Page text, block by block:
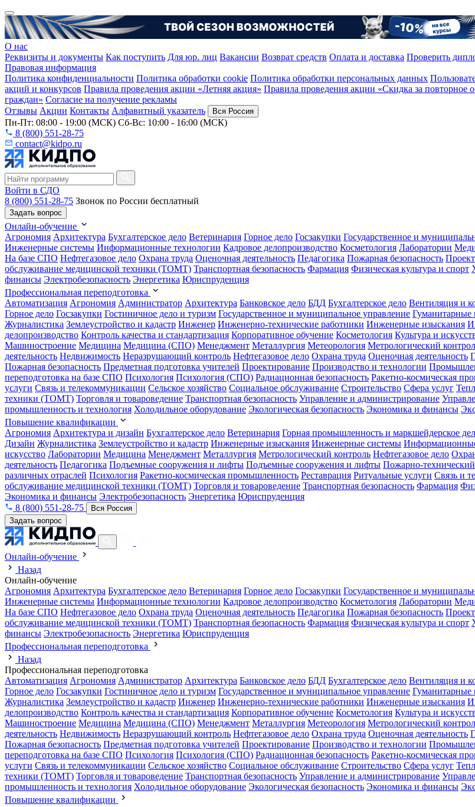
О нас
Реквизиты и документы Как поступить Для юр. лиц Вакансии Возврат средств Оплата и доставка Проверить
Правовая информация
Политика конфиденциальности Политика обработки cookie Политика обработки персональных данных
акций и конкурсов Правила проведения акции «Летняя акция» Правила проведения акции «Скидка за повторное
граждан» Согласие на получение рекламы
Отзывы Акции Контакты Алфавитный указатель Вся Россия
Пн-Пт: 08:00 - 19:00 (МСК) Сб-Вс: 10:00 - 16:00 (МСК)
8 (800) 551-28-75
contact@kidpo.ru
Войти в СДО
8 (800) 551-28-75 Звонок по России бесплатный
Задать вопрос
Онлайн-обучение
Агрономия Архитектура Бухгалтерское дело Ветеринария Горное дело Госзакупки Государственное и
Инженерные системы Информационные технологии Кадровое делопроизводство Косметология Лаборатории
На базе СПО Нефтегазовое дело Охрана труда Оценочная деятельность Педагогика Пожарная безопасность
обслуживание медицинской техники (ТОМТ) Транспортная безопасность Фармация Физическая культура и спорт
финансы Электробезопасность Энергетика Юриспруденция
Профессиональная переподготовка
Автоматизация Агрономия Администратор Архитектура Банковское дело БДД Бухгалтерское дело Вентиляция и
Горное дело Госзакупки Гостиничное дело и туризм Государственное и муниципальное управление Гуманитарные
Журналистика Землеустройство и кадастр Инженер Инженерно-технические работники Инженерные изыскания
делопроизводство Контроль качества и стандартизация Корпоративное обучение Косметология Культура и
Машиностроение Медицина Медицина (СПО) Менеджмент Металлургия Метеорология Метрологический
деятельность Недвижимость Неразрушающий контроль Нефтегазовое дело Охрана труда Оценочная деятельность
Пожарная безопасность Предметная подготовка учителей Проектирование Производство и технологии
переподготовка на базе СПО Психология Психология (СПО) Радиационная безопасность Ракетно-космическая
услуги Связь и телекоммуникации Сельское хозяйство Социальное обслуживание Строительство Сфера услуг
техники (ТОМТ) Торговля и товароведение Транспортная безопасность Управление и администрирование
промышленность и технология Холодильное оборудование Экологическая безопасность Экономика и финансы
Повышение квалификации
Агрономия Архитектура и дизайн Бухгалтерское дело Ветеринария Горная промышленность и маркшейдерское
Дизайн Журналистика Землеустройство и кадастр Инженерные изыскания Инженерные системы
искусство Лаборатории Медицина Менеджмент Металлургия Метрологический контроль Нефтегазовое дело
деятельность Педагогика Подъемные сооружения и лифты Подъемные сооружения и лифты Пожарно-
различных отраслей Психология Ракетно-космическая промышленность Реставрация Ритуальные услуги Связь и
обслуживание медицинской техники (ТОМТ) Торговля и товароведение Транспортная безопасность Фармация
Экономика и финансы Электробезопасность Энергетика Юриспруденция
8 (800) 551-28-75
Вся Россия
Задать вопрос
Онлайн-обучение
Назад
Онлайн-обучение
Агрономия Архитектура Бухгалтерское дело Ветеринария Горное дело Госзакупки Государственное и
Инженерные системы Информационные технологии Кадровое делопроизводство Косметология Лаборатории
На базе СПО Нефтегазовое дело Охрана труда Оценочная деятельность Педагогика Пожарная безопасность
обслуживание медицинской техники (ТОМТ) Транспортная безопасность Фармация Физическая культура и спорт
финансы Электробезопасность Энергетика Юриспруденция
Профессиональная переподготовка
Назад
Профессиональная переподготовка
Автоматизация Агрономия Администратор Архитектура Банковское дело БДД Бухгалтерское дело Вентиляция и
Горное дело Госзакупки Гостиничное дело и туризм Государственное и муниципальное управление Гуманитарные
Журналистика Землеустройство и кадастр Инженер Инженерно-технические работники Инженерные изыскания
делопроизводство Контроль качества и стандартизация Корпоративное обучение Косметология Культура и
Машиностроение Медицина Медицина (СПО) Менеджмент Металлургия Метеорология Метрологический
деятельность Недвижимость Неразрушающий контроль Нефтегазовое дело Охрана труда Оценочная деятельность
Пожарная безопасность Предметная подготовка учителей Проектирование Производство и технологии
переподготовка на базе СПО Психология Психология (СПО) Радиационная безопасность Ракетно-космическая
услуги Связь и телекоммуникации Сельское хозяйство Социальное обслуживание Строительство Сфера услуг
техники (ТОМТ) Торговля и товароведение Транспортная безопасность Управление и администрирование
промышленность и технология Холодильное оборудование Экологическая безопасность Экономика и финансы
Повышение квалификации